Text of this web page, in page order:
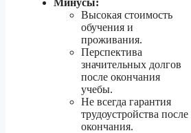
Высокая стоимость
обучения и
проживания.
Перспектива
значительных долгов
после окончания
учебы.
Не всегда гарантия
трудоустройства после
окончания.